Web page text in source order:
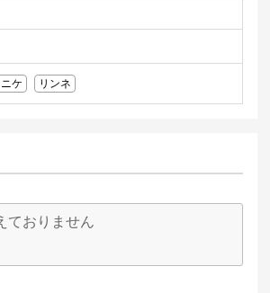
ニケ リンネ
ておりません